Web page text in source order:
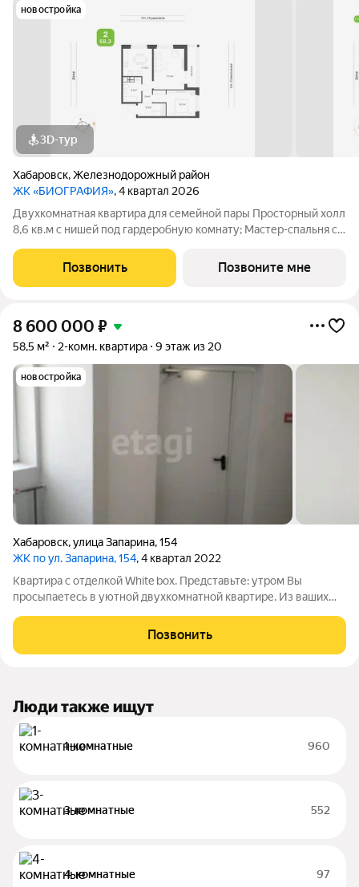
новостройка
3D-тур
Хабаровск,Железнодорожный район
ЖК «БИОГРАФИЯ», 4 квартал 2026
Двухкомнатная квартира для семейной пары Просторный холл
8,6 кв.м с нишей под гардеробную комнату; Мастер-спальня с
увеличенную лоджию с угловым остеклением; Классическая
кухня правильной
Позвонить Позвоните мне
8 600 000 ₽
58,5 м² 2-комн. квартира 9 этаж из 20
новостройка
Хабаровск,улица Запарина,154
ЖК по ул. Запарина, 154, 4 квартал 2022
Квартира с отделкой White box. Представьте: утром Вы
просыпаетесь в уютной двухкомнатной квартире. Из ваших
ритм мегаполиса. Это не просто жилье, а Ваш личный уголок
гармонии, где каждая
Позвонить
Люди также ищут
1-комнатные 960
3-комнатные 552
4-комнатные 97